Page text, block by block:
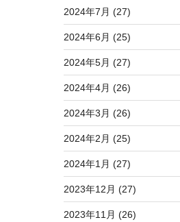
2024年7月 (27)
2024年6月 (25)
2024年5月 (27)
2024年4月 (26)
2024年3月 (26)
2024年2月 (25)
2024年1月 (27)
2023年12月 (27)
2023年11月 (26)